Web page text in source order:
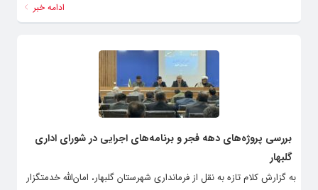
ادامه خبر
بررسی پروژه‌های دهه فجر و برنامه‌های اجرایی در شورای اداری
گلبهار
به گزارش کلام تازه به نقل از فرمانداری شهرستان گلبهار، امان‌الله خدمتگزار